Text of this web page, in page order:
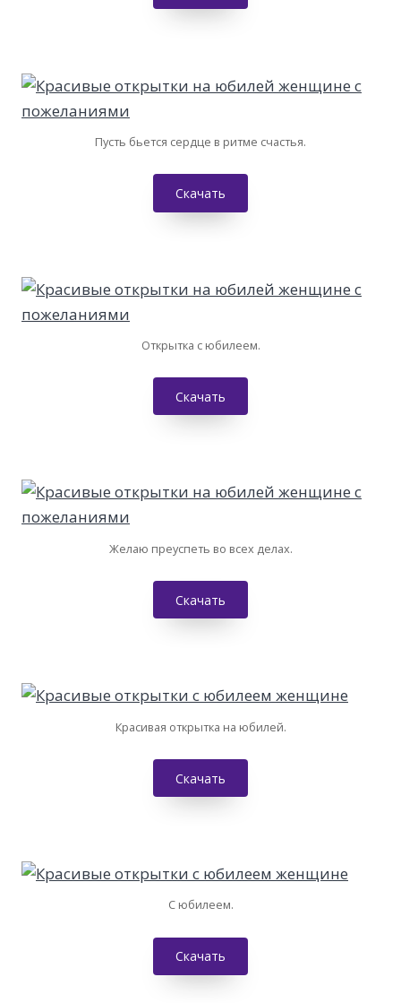
Пусть бьется сердце в ритме счастья.
Скачать
Открытка с юбилеем.
Скачать
Желаю преуспеть во всех делах.
Скачать
Красивая открытка на юбилей.
Скачать
С юбилеем.
Скачать